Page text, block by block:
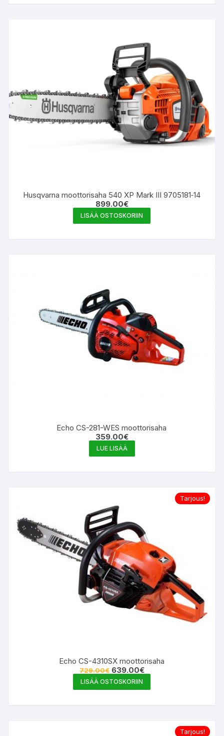
Husqvarna moottorisaha 540 XP Mark III 9705181‑14
899.00€
LISÄÄ OSTOSKORIIN
Echo CS-281-WES moottorisaha
359.00€
LUE LISÄÄ
Tarjous!
Echo CS-4310SX moottorisaha
729.00€ Alkuperäinen
hinta
oli:
729.00€.
639.00€Nykyinen
hinta
639.00€.
LISÄÄ OSTOSKORIIN
Tarjous!